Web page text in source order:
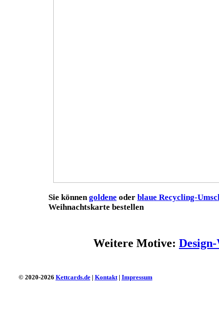
Sie könnengoldene oder blaue Recycling-
Weihnachtskarte bestellen
Weitere Motive:
© 2020-2026 Kettcards.de| Kontakt| Impressum